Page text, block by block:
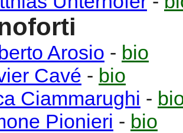
Arosio - bio
Cavé - bio
Ciammarughi -
Pionieri - bio